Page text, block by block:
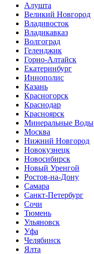
Алушта
Великий Новгород
Владивосток
Владикавказ
Волгоград
Геленджик
Горно-Алтайск
Екатеринбург
Иннополис
Казань
Красногорск
Краснодар
Красноярск
Минеральные Воды
Москва
Нижний Новгород
Новокузнецк
Новосибирск
Новый Уренгой
Ростов-на-Дону
Самара
Санкт-Петербург
Сочи
Тюмень
Ульяновск
Уфа
Челябинск
Ялта